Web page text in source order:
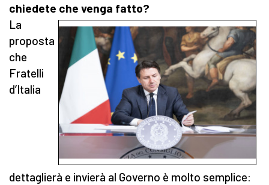
chiedete che venga fatto?
La
proposta
che
Fratelli
d’Italia
dettaglierà e invierà al Governo è molto semplice: